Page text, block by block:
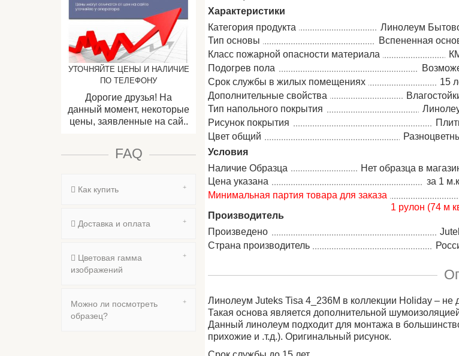
УТОЧНЯЙТЕ ЦЕНЫ И НАЛИЧИЕ
ПО ТЕЛЕФОНУ
Дорогие друзья! На
данный момент, некоторые
цены, заявленные на сай..
FAQ
Как купить
Доставка и оплата
Цветовая гамма
изображений
Можно ли посмотреть
образец?
Характеристики
Категория продукта
Линолеум
Тип основы
Вспененная
Класс пожарной опасности материала
Подогрев пола
Срок службы в жилых помещениях
15
Дополнительные свойства
Тип напольного покрытия
Рисунок покрытия
Цвет общий
Условия
Наличие Образца
Нет образца в
Цена указана
за 1
Минимальная партия товара для заказа
1 рулон (74 м
Производитель
Произведено
Страна производитель
Линолеум Juteks Tisa 4_236M в коллекции Holiday – не
Такая основа является дополнительной
Данный линолеум подходит для монтажа в
прихожие и .т.д.). Оригинальный рисунок.